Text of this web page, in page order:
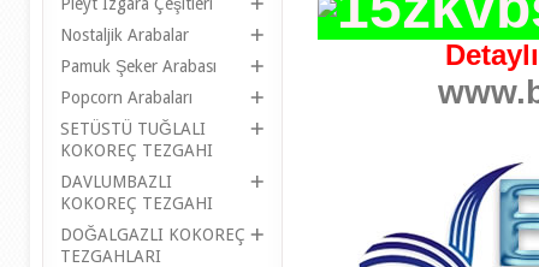
Nostaljik Arabalar
Pamuk Şeker Arabası
Popcorn Arabaları
SETÜSTÜ TUĞLALI
KOKOREÇ TEZGAHI
DAVLUMBAZLI
KOKOREÇ TEZGAHI
DOĞALGAZLI KOKOREÇ
TEZGAHLARI